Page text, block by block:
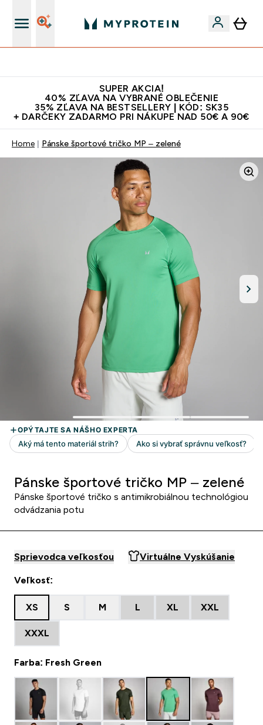
SUPER AKCIA!
40% ZĽAVA NA VYBRANÉ OBLEČENIE
35% ZĽAVA NA BESTSELLERY | KÓD: SK35
+ DARČEKY ZADARMO PRI NÁKUPE NAD 50€ A 90€
Home Pánske športové tričko MP – zelené
Pánske športové tričko MP – zelené
Pánske športové tričko s antimikrobiálnou technológiou
odvádzania potu
Sprievodca veľkosťou Virtuálne Vyskúšanie
Veľkosť:
XS S M L XL XXL
XXXL
Farba: Fresh Green